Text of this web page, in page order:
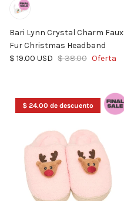
Bari Lynn Crystal Charm Faux
Fur Christmas Headband
Precio de venta
$ 19.00 USD Precio normal
$ 38.00 Oferta
$ 24.00 de descuento